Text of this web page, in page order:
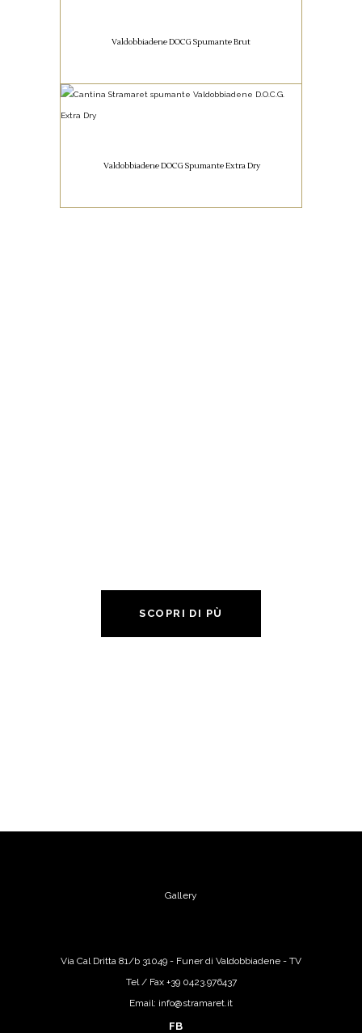
Valdobbiadene DOCG Spumante Brut
Valdobbiadene DOCG Spumante Brut
Valdobbiadene DOCG Spumante Extra
Valdobbiadene DOCG Spumante Extra Dry
SCOPRI DI PÙ
Gallery
Via Cal Dritta 81/b 31049 - Funer di Valdobbiadene - TV
Tel / Fax +39 0423.976437
Email: info@stramaret.it
FB